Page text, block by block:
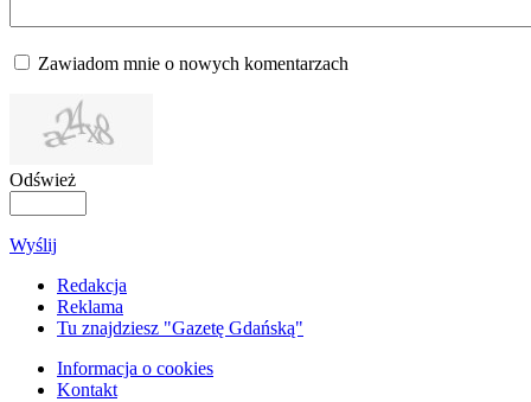
Zawiadom mnie o nowych komentarzach
Odśwież
Wyślij
Redakcja
Reklama
Tu znajdziesz "Gazetę Gdańską"
Informacja o cookies
Kontakt